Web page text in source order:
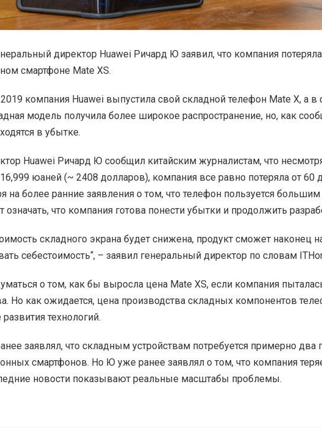
директор Huawei Ричард Ю заявил, что компания
смартфоне Mate XS.
компания Huawei выпустила свой складной телефон Mate X, а в
модель получила более широкое распространение, но, как
в убытке.
Huawei Ричард Ю сообщил китайским журналистам, что
юаней (~ 2408 долларов), компания все равно потеряла от 60
на более ранние заявления о том, что телефон пользуется
что компания готова понести убытки и продолжить
складного экрана будет снижена, продукт сможет наконец
себестоимость“, – заявил генеральный директор по словам
о том, как бы выросла цена Mate XS, если компания
Но как ожидается, цена производства складных компонентов
технологий.
заявлял, что складным устройствам потребуется примерно два
смартфонов. Но Ю уже ранее заявлял о том, что компания
новости показывают реальные масштабы проблемы.